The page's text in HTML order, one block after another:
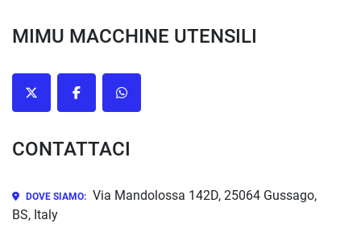
MIMU MACCHINE UTENSILI
twitter facebookwhatsapp
CONTATTACI
DOVE SIAMO: Via Mandolossa 142D, 25064 Gussago,
BS, Italy